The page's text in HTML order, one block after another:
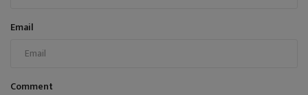
Email
Comment